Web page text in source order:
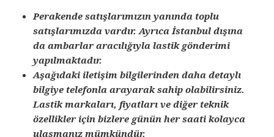
Perakende satışlarımızın yanında toplu
satışlarımızda vardır. Ayrıca İstanbul dışına
da ambarlar aracılığıyla lastik gönderimi
yapılmaktadır.
Aşağıdaki iletişim bilgilerinden daha detaylı
bilgiye telefonla arayarak sahip olabilirsiniz.
Lastik markaları, fiyatları ve diğer teknik
özellikler için bizlere günün her saati kolayca
ulaşmanız mümkündür.